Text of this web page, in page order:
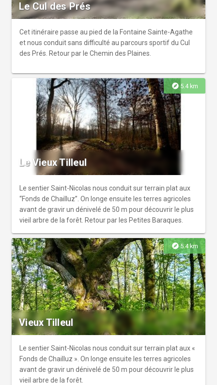
Le Cul des Prés
Cet itinéraire passe au pied de la Fontaine Sainte-Agathe
et nous conduit sans difficulté au parcours sportif du Cul
des Prés. Retour par le Chemin des Plaines.
explore 5.4 km
Le Vieux Tilleul
Le sentier Saint-Nicolas nous conduit sur terrain plat aux
“Fonds de Chailluz”. On longe ensuite les terres agricoles
avant de gravir un dénivelé de 50 m pour découvrir le plus
vieil arbre de la forêt. Retour par les Petites Baraques.
explore5.4 km
Vieux Tilleul
Le sentier Saint-Nicolas nous conduit sur terrain plat aux «
Fonds de Chailluz ». On longe ensuite les terres agricoles
avant de gravir un dénivelé de 50 m pour découvrir le plus
vieil arbre de la forêt.